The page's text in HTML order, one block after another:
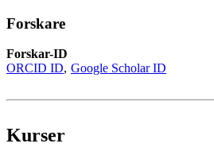
Forskare
Forskar-ID
ORCID ID Google Scholar ID
Kurser